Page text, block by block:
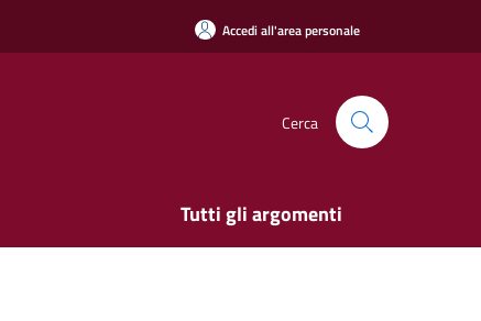
Accedi all'area personale
Cerca
Tutti gli argomenti